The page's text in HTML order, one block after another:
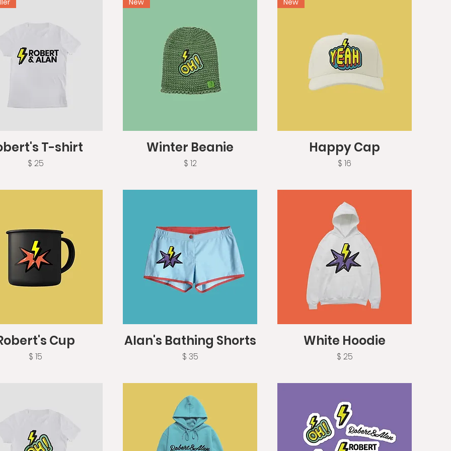
Vista rápidaT-shirt
Precio
$ 25
Vista rápida
New
Winter Beanie
Precio
$ 12
Vista rápida
New
Happy Cap
Precio
$ 16
Vista rápidaCup
Precio
$ 15
Vista rápida
Alan's Bathing Shorts
Precio
$ 35
Vista rápida
White Hoodie
Precio
$ 25